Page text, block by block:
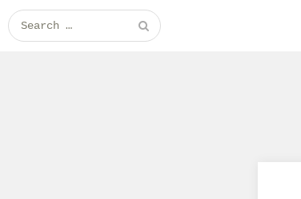
Search for: